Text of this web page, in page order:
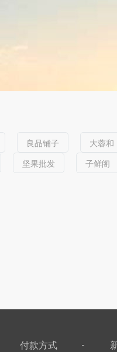
良品铺子 大蓉和
坚果批发 子鲜阁
付款方式